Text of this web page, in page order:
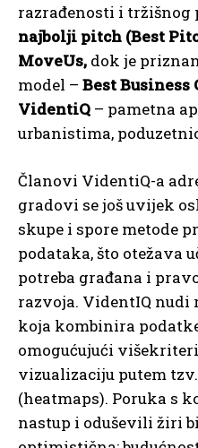
razrađenosti i tržišnog
najbolji pitch (Best
MoveUs, dok je
model – Best Business
VidentiQ – pametna
urbanistima,
Članovi VidentiQ-a
gradovi se još uvijek
skupe i spore metode
podataka, što otežava
potreba građana i
razvoja. VidentIQ nudi
koja kombinira
omogućujući
vizualizaciju putem
(heatmaps). Poruka s
nastup i oduševili žiri